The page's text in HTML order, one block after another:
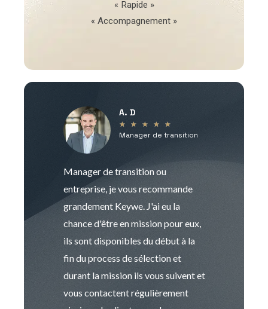
« Rapide »
« Accompagnement »
A. D
★ ★ ★ ★ ★
Manager de transition
Manager de transition ou
entreprise, je vous recommande
grandement Keywe. J'ai eu la
chance d'être en mission pour eux,
ils sont disponibles du début à la
fin du process de sélection et
durant la mission ils vous suivent et
vous contactent régulièrement